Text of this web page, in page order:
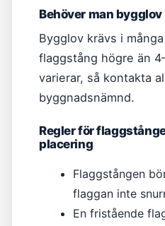
Behöver man
Bygglov krävs i
flaggstång högre än
varierar, så kontakta
byggnadsnämnd.
Regler för
placering
Flaggstången
flaggan inte
En fristående